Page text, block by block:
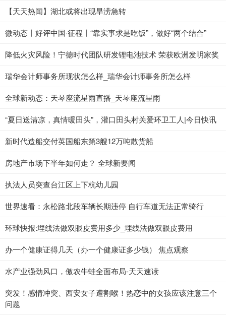
【天天热闻】湖北或将出现旱涝急转
微动态丨好评中国·征程丨“靠实事求是吃饭”，做好“两个结合”
降低火灾风险！宁德时代团队研发锂电池技术 荣获欧洲发明家奖
瑞华会计师事务所现状怎么样_瑞华会计师事务所怎么样
全球新动态：天琴座流星雨直播_天琴座流星雨
“夏日送清凉，真情暖田头”，灌口田头村关爱环卫工人|今日快讯
新时代造船交付英国船东第3艘12万吨散货船
房地产市场下半年如何走？ 全球新要闻
执法人员突查台江区上下杭幼儿园
世界速看：永松路北段车辆长期违停 自行车道无法正常骑行
环球快报:埋线法做双眼皮费用多少_埋线法做双眼皮费用
办一个健康证得几天（办一个健康证多少钱） 焦点观察
水产业强劲风口，傲农牛蛙全面布局-天天速读
突发！感情冲突、西安女子遭割喉！热恋中的女孩应该注意三个
问题